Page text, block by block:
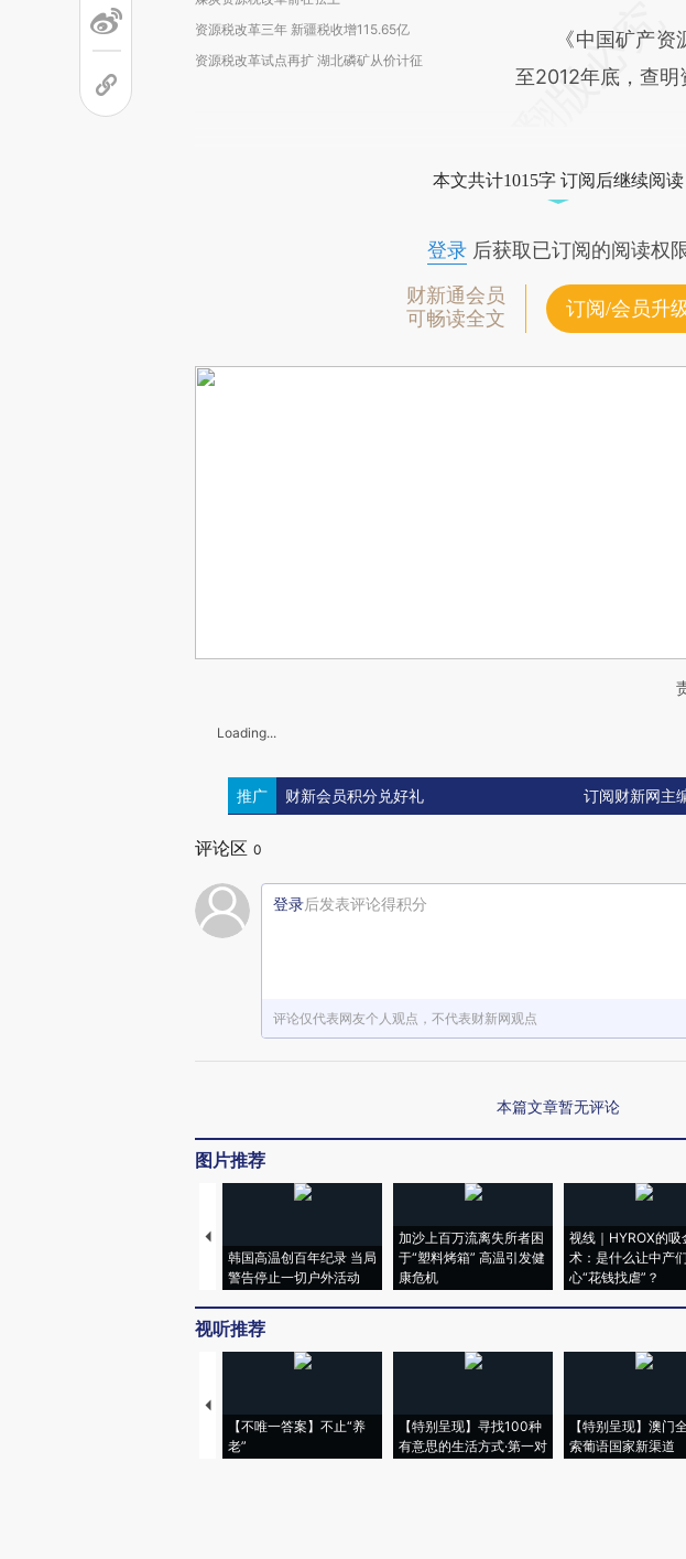
资源税改革三年 新疆税收增115.65亿
资源税改革试点再扩 湖北磷矿从价计征
《中国矿产资源
至2012年底，查明
本文共计1015字 订阅后继续阅读
登录后获取已订阅的阅读权
财新通会员
可畅读全文
订阅/会员升
Loading...
推广 财新会员积分兑好礼 订阅财新网主
评论区 0
登录后发表评论得积分
评论仅代表网友个人观点，不代表财新网观点
本篇文章暂无评论
图片推荐
韩国高温创百年纪录 当局
警告停止一切户外活动
加沙上百万流离失所者困
于“塑料烤箱” 高温引发健
康危机
视线｜HYROX的吸
术：是什么让中产
心“花钱找虐”？
视听推荐
【不唯一答案】不止“养
老”
【特别呈现】寻找100种
有意思的生活方式·第一对
【特别呈现】澳门
索葡语国家新渠道